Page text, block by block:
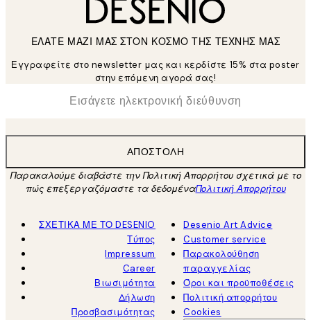
ΕΛΑΤΕ ΜΑΖΙ ΜΑΣ ΣΤΟΝ ΚΟΣΜΟ ΤΗΣ ΤΕΧΝΗΣ ΜΑΣ
Εγγραφείτε στο newsletter μας και κερδίστε 15% στα poster
στην επόμενη αγορά σας!
Ηλεκτρονική Διεύθυνση
ΑΠΟΣΤΟΛΉ
Παρακαλούμε διαβάστε την Πολιτική Απορρήτου σχετικά με το
πώς επεξεργαζόμαστε τα δεδομέναΠολιτική Απορρήτου
ΣΧΕΤΙΚΑ ΜΕ ΤΟ DESENIO
Τύπος
Impressum
Career
Βιωσιμότητα
Δήλωση
Προσβασιμότητας
Desenio Art Advice
Customer service
Παρακολούθηση
παραγγελίας
Όροι και προϋποθέσεις
Πολιτική απορρήτου
Cookies